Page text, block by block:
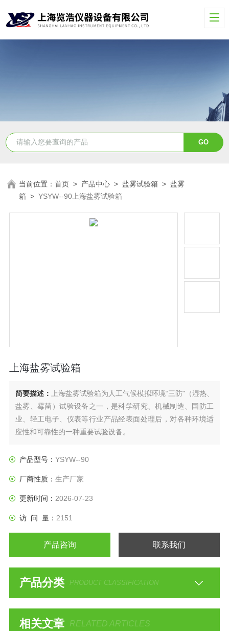
当前位置：首页 > 产品中心 >盐雾试验箱 >盐雾
箱 >YSYW--90上海盐雾试验箱
上海盐雾试验箱
简要描述：
上海盐雾试验箱为人工气候模拟环境“三防"（湿热、
盐雾、霉菌）试验设备之一，是科学研究、机械制造、国防工
业、轻工电子、仪表等行业产品经表面处理后，对各种环境适
应性和可靠性的一种重要试验设备。
材料的防护层以及工业产品的盐雾腐蚀试验。
产品型号： YSYW--90
厂商性质： 生产厂家
更新时间： 2026-07-23
访 问 量： 2151
产品咨询 联系我们
产品分类 PRODUCT CLASSIFICATION
相关文章 RELATED ARTICLES